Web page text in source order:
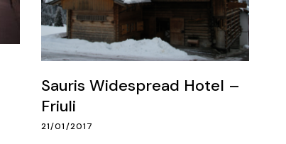
Sauris Widespread Hotel –
Friuli
21/01/2017